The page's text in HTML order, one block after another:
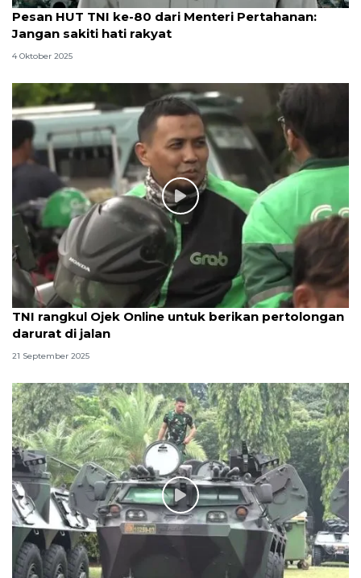
Pesan HUT TNI ke-80 dari Menteri Pertahanan:
Jangan sakiti hati rakyat
4 Oktober 2025
TNI rangkul Ojek Online untuk berikan pertolongan
darurat di jalan
21 September 2025